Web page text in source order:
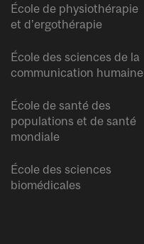
École de physiothérapie
et d’ergothérapie
École des sciences de la
communication humaine
École de santé des
populations et de santé
mondiale
École des sciences
biomédicales